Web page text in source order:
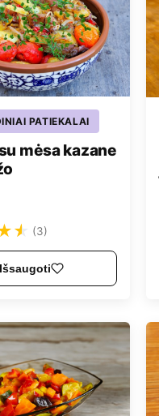
PATIEKALAI
mėsa kazane
★ (3)
Išsaugoti